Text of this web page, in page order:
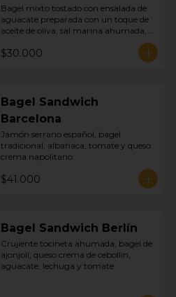
Bagel mixto tostado con ensalada de
aguacate preparada con un toque de
aceite de oliva, sal marina ahumada,
pimienta negra, semillas de girasol y
germinados.
$30.000
Bagel Sandwich
Barcelona
Jamón serrano español, bagel
tradicional, albahaca, tomate y queso
crema napolitano.
$41.000
Bagel Sandwich Berlín
Crujiente tocineta ahumada, bagel de
ajonjolí, queso crema de cebollín,
aguacate, lechuga y tomate